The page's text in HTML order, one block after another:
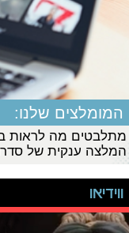
המומלצים שלנו:
מתלבטים מה לראות
המלצה ענקית של
ווידיאו